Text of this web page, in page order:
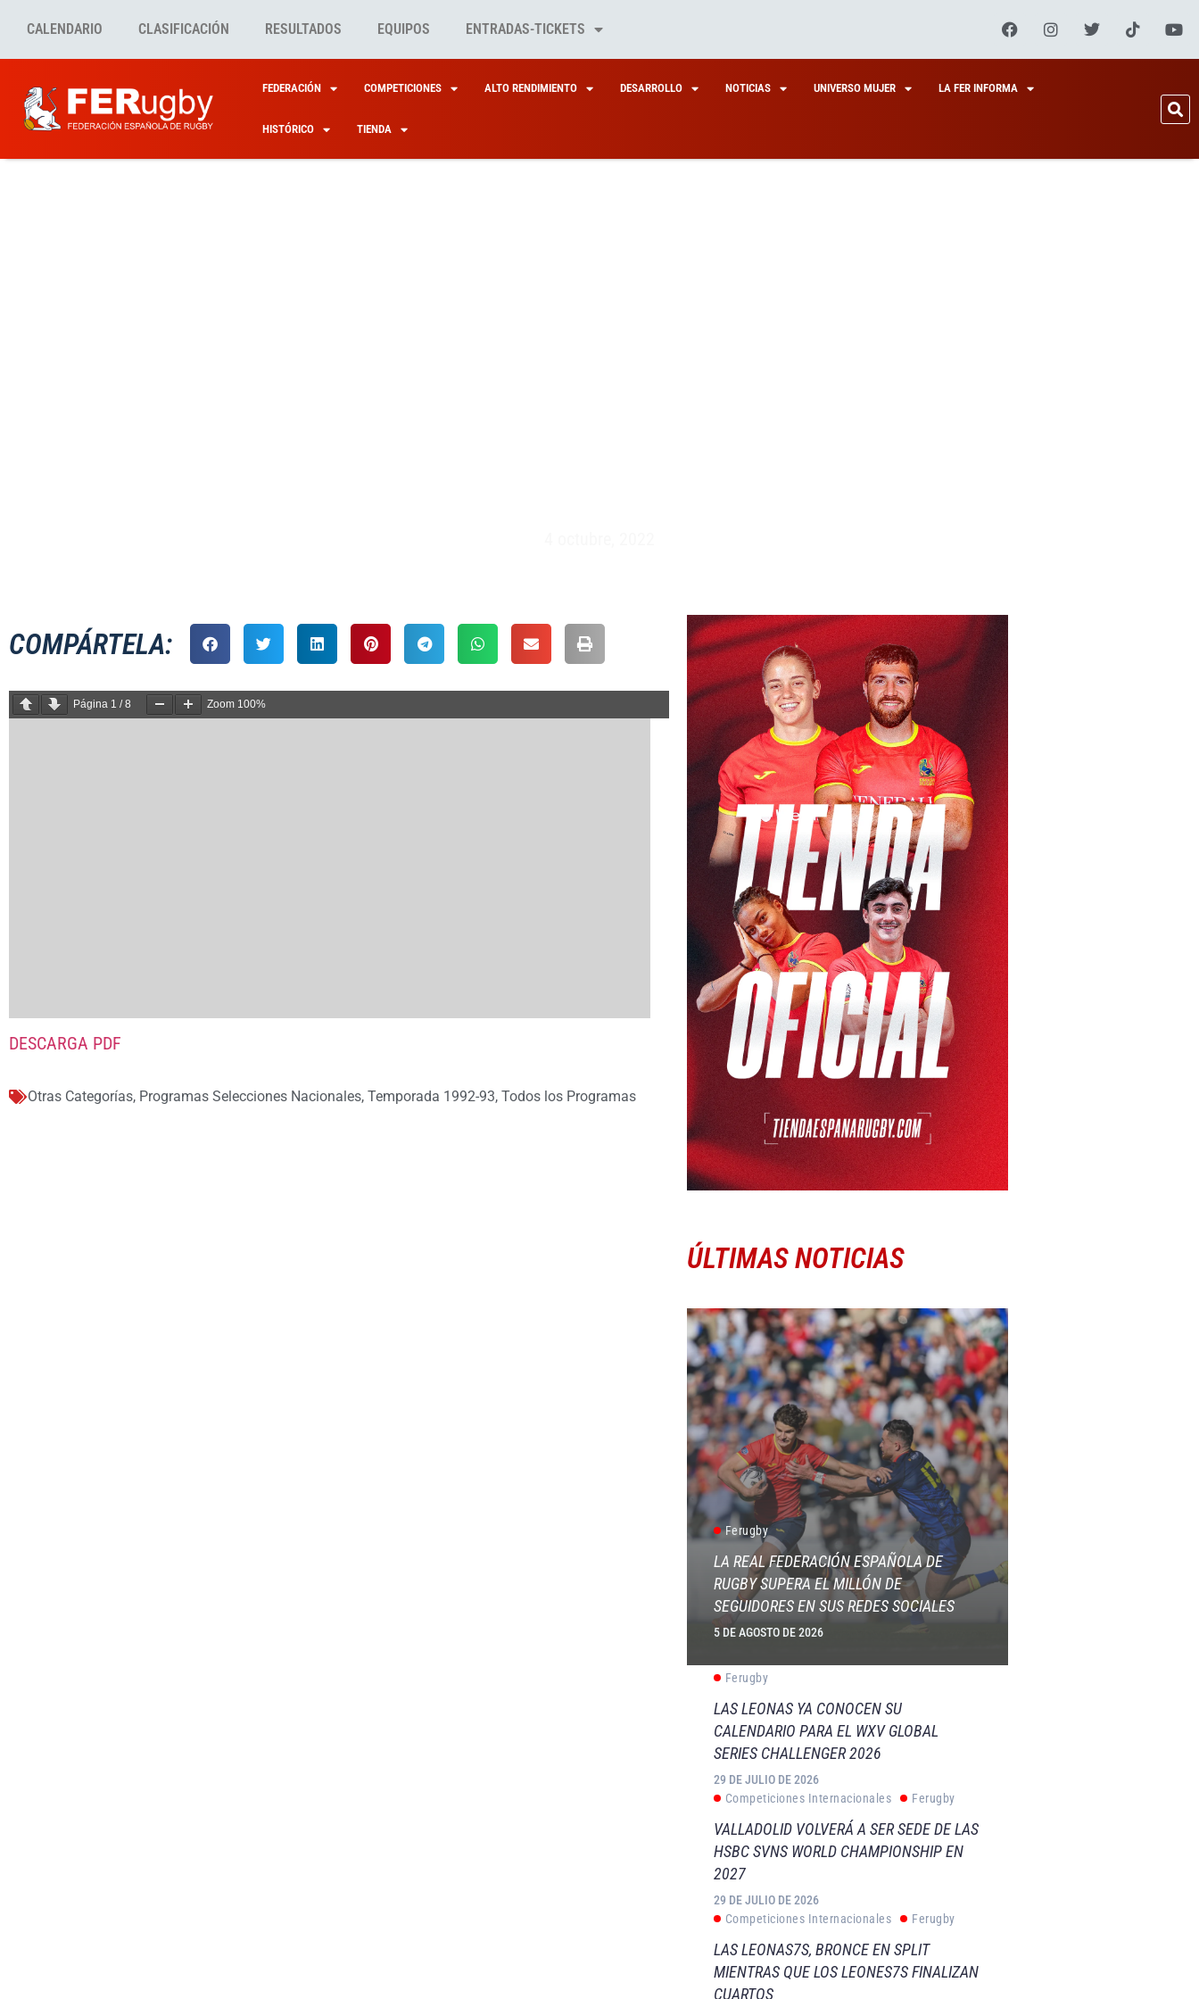
CALENDARIO CLASIFICACIÓN RESULTADOS EQUIPOS ENTRADAS-TICKETS
FEDERACIÓN COMPETICIONES ALTO RENDIMIENTO DESARROLLO NOTICIAS UNIVERSO MUJER LA FER INFORMA
HISTÓRICO TIENDA
COMPÁRTELA:
Página 1 /8 Zoom 100%
DESCARGA PDF
Otras Categorías, Programas Selecciones Nacionales, Temporada 1992-93, Todos los Programas
ÚLTIMAS NOTICIAS
Ferugby
LA REAL FEDERACIÓN ESPAÑOLA DE
RUGBY SUPERA EL MILLÓN DE
SEGUIDORES EN SUS REDES SOCIALES
5 DE AGOSTO DE 2026
Ferugby
LAS LEONAS YA CONOCEN SU
CALENDARIO PARA EL WXV GLOBAL
SERIES CHALLENGER 2026
29 DE JULIO DE 2026
Competiciones Internacionales
Ferugby
VALLADOLID VOLVERÁ A SER SEDE DE LAS
HSBC SVNS WORLD CHAMPIONSHIP EN
2027
29 DE JULIO DE 2026
Competiciones Internacionales
Ferugby
LAS LEONAS7S, BRONCE EN SPLIT
MIENTRAS QUE LOS LEONES7S FINALIZAN
CUARTOS